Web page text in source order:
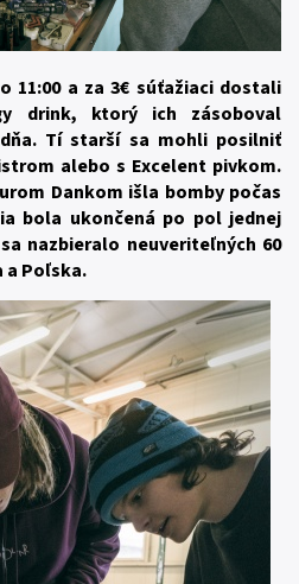
11:00 a za 3€ súťažiaci dostali
drink, ktorý ich zásoboval
Tí starší sa mohli posilniť
alebo s Excelent pivkom.
Dankom išla bomby počas
bola ukončená po pol jednej
nazbieralo neuveriteľných 60
a Poľska.